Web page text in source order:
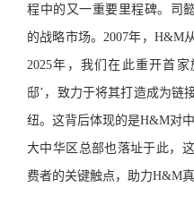
程中的又一重要里程碑。司
的战略市场。2007年，H&M
2025年，我们在此重开首
邸’，致力于将其打造成为链
纽。这背后体现的是H&M对
大中华区总部也落址于此，
费者的关键触点，助力H&M